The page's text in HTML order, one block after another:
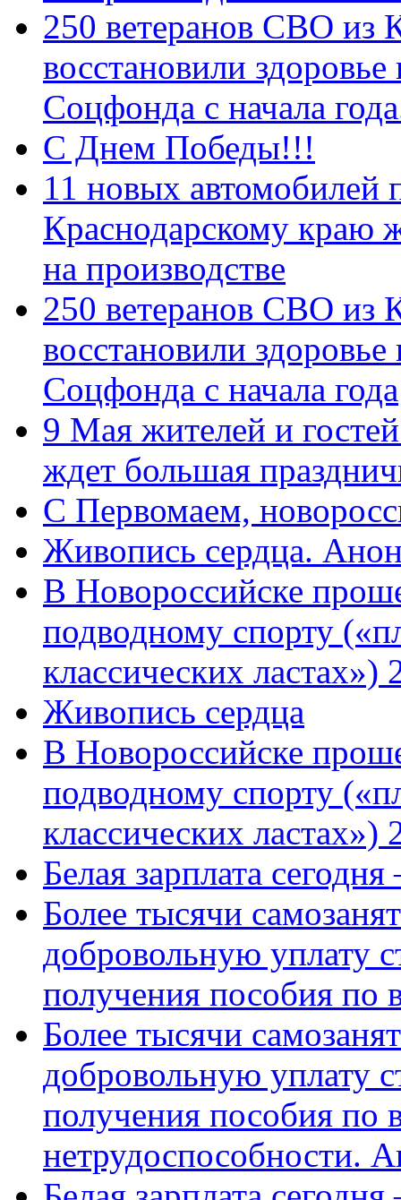
250 ветеранов СВО из
восстановили
Соцфонда с начала
С Днем Победы!!!
11 новых автомобилей
Краснодарскому краю
на производстве
250 ветеранов СВО из
восстановили
Соцфонда с начала года
9 Мая жителей и
ждет большая
C Первомаем,
Живопись сердца.
В Новороссийске
подводному спорту
классических
Живопись сердца
В Новороссийске
подводному спорту
классических ластах»)
Белая зарплата
Более тысячи
добровольную уплату
получения пособия по
Более тысячи
добровольную уплату
получения пособия по
нетрудоспособности.